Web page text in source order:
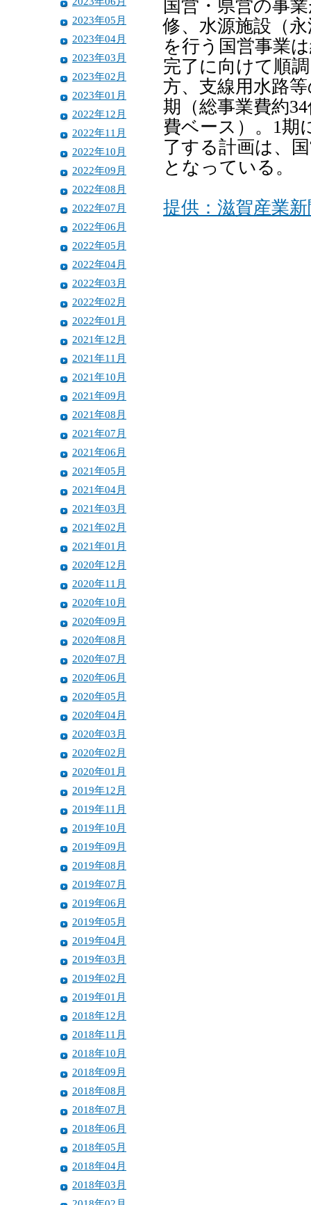
2023年05月
2023年04月
2023年03月
2023年02月
2023年01月
2022年12月
2022年11月
2022年10月
2022年09月
2022年08月
2022年07月
2022年06月
2022年05月
2022年04月
2022年03月
2022年02月
2022年01月
2021年12月
2021年11月
2021年10月
2021年09月
2021年08月
2021年07月
2021年06月
2021年05月
2021年04月
2021年03月
2021年02月
2021年01月
2020年12月
2020年11月
2020年10月
2020年09月
2020年08月
2020年07月
2020年06月
2020年05月
2020年04月
2020年03月
2020年02月
2020年01月
2019年12月
2019年11月
2019年10月
2019年09月
2019年08月
2019年07月
2019年06月
2019年05月
2019年04月
2019年03月
2019年02月
2019年01月
2018年12月
2018年11月
2018年10月
2018年09月
2018年08月
2018年07月
2018年06月
2018年05月
2018年04月
2018年03月
国営・県営の事
修、水源施設（
を行う国営事業
完了に向けて順
方、支線用水路
期（総事業費約
費ベース）。1期
了する計画は、
となっている。
提供：滋賀産業